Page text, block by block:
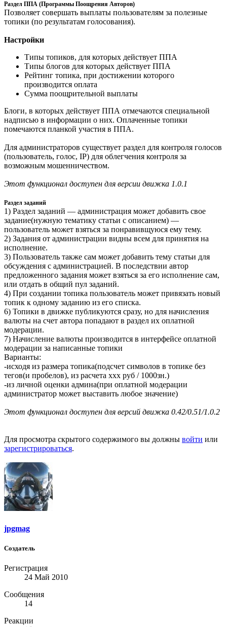
Раздел ППА (Программы Поощрения Авторов)
Позволяет совершать выплаты пользователям за полезные
топики (по результатам голосования).
Настройки
Типы топиков, для которых действует ППА
Типы блогов для которых действует ППА
Рейтинг топика, при достижении которого
производится оплата
Сумма поощрительной выплаты
Блоги, в которых действует ППА отмечаются специальной
надписью в информации о них. Оплаченные топики
помечаются планкой участия в ППА.
Для администраторов существует раздел для контроля голосов
(пользователь, голос, IP) для облегчения контроля за
возможным мошенничеством.
Этот функционал доступен для версии движка 1.0.1
Раздел заданий
1) Раздел заданий — администрация может добавить свое
задание(нужную тематику статьи с описанием) —
пользователь может взяться за понравивщуюся ему тему.
2) Задания от администрации видны всем для принятия на
исполнение.
3) Пользователь также сам может добавить тему статьи для
обсуждения с администрацией. В последствии автор
предложенного задания может взяться за его исполнение сам,
или отдать в общий пул заданий.
4) При создании топика пользователь может привязать новый
топик к одному заданию из его списка.
6) Топики в движке публикуются сразу, но для начисления
валюты на счет автора попадают в раздел их оплатной
модерации.
7) Начисление валюты производится в интерфейсе оплатной
модерации за написанные топики
Варианты:
-исходя из размера топика(подсчет символов в топике без
тегов(и пробелов), из расчета xxx руб / 1000зн.)
-из личной оценки админа(при оплатной модерации
администратор может выставить любое значение)
Этот функционал доступен для версий движка 0.42/0.51/1.0.2
Для просмотра скрытого содержимого вы должны войти или
зарегистрироваться.
jpgmag
Создатель
Регистрация
24 Май 2010
Сообщения
14
Реакции